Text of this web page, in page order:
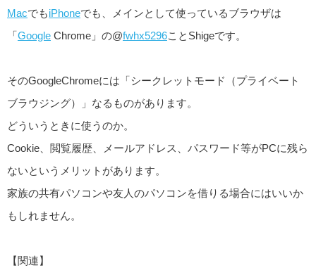
MacでもiPhoneでも、メインとして使っているブラウザは
「Google Chrome」の@fwhx5296ことShigeです。
そのGoogleChromeには「シークレットモード（プライベート
ブラウジング）」なるものがあります。
どういうときに使うのか。
Cookie、閲覧履歴、メールアドレス、パスワード等がPCに残ら
ないというメリットがあります。
家族の共有パソコンや友人のパソコンを借りる場合にはいいか
もしれません。
【関連】